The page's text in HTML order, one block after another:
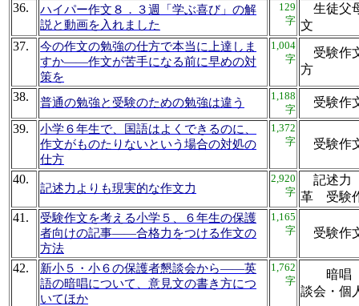
36.
ハイパー作文８．３週「学ぶ喜び」の解
説と動画を入れました
129
字
生徒父
文
37.
今の作文の勉強の仕方で本当に上達しま
すか――作文が苦手になる前に早めの対
策を
1,004
字
受験作
方
38.
普通の勉強と受験のための勉強は違う
1,188
字
受験
39.
小学６年生で、国語はよくできるのに、
作文がものたりないという場合の対処の
仕方
1,372
字
受験
40.
記述力よりも現実的な作文力
2,920
字
記述力
革 受
41.
受験作文を考える小学５、６年生の保護
者向けの記事――合格力をつける作文の
方法
1,165
字
受験
42.
新小５・小６の保護者懇談会から――英
語の暗唱について、意見文の書き方につ
いてほか
1,762
字
暗唱
談会・